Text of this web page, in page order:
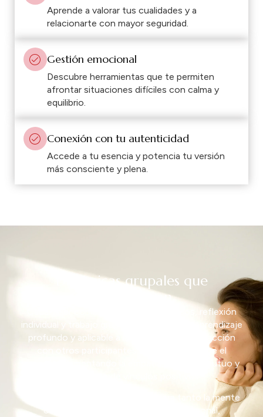
Aprende a valorar tus cualidades y a
relacionarte con mayor seguridad.
Gestión emocional
Descubre herramientas que te permiten
afrontar situaciones difíciles con calma y
equilibrio.
Conexión con tu autenticidad
Accede a tu esencia y potencia tu versión
más consciente y plena.
Dinámicas grupales que
transforman
reflexión
individual
aprendizaje
profundo y aplicable
interacción
enriqueceel
mutuoy
lamente
como
personal,